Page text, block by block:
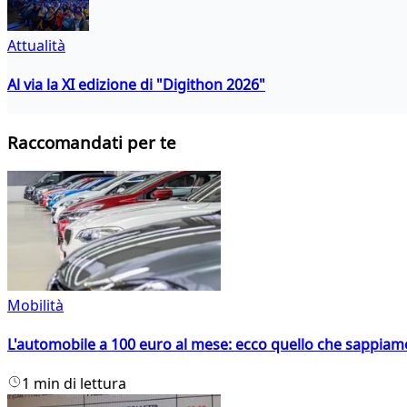
Attualità
Al via la XI edizione di "Digithon 2026"
Raccomandati per te
Mobilità
L'automobile a 100 euro al mese: ecco quello che
1 min di lettura